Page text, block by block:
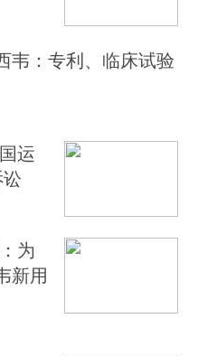
上，这是因为大公司经
端，而对专利组合相对
法并不可行。这一专利
的创新激励。如果我们
法实现公平竞争就是改
利诉讼保险，其前景
。这类保险可以为小企
他企业提起的专利无效
诉其他企业的专利侵
险不意味着引发更多的
业通过诉讼执行其专利
韦：专利、临床试验
运
为
新用